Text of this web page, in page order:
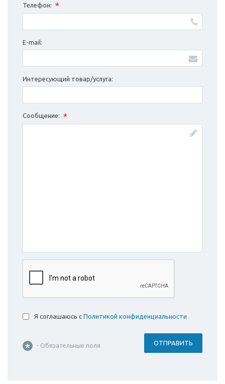
Телефон: *
E-mail:
Интересующий товар/услуга:
Сообщение: *
Я соглашаюсь с Политикой конфиденциальности
- Обязательные поля ОТПРАВИТЬ